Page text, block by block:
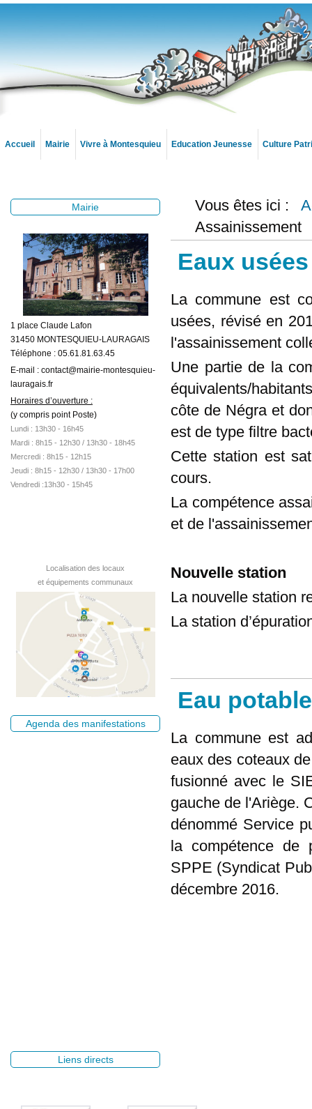
Accueil Mairie Vivre à Montesquieu Education Jeunesse Culture
Mairie
1 place Claude Lafon
31450 MONTESQUIEU-LAURAGAIS
Téléphone : 05.61.81.63.45
E-mail : contact@mairie-montesquieu-
lauragais.fr
Horaires d’ouverture :
(y compris point Poste)
Lundi : 13h30 - 16h45
Mardi : 8h15 - 12h30 / 13h30 - 18h45
Mercredi : 8h15 - 12h15
Jeudi : 8h15 - 12h30 / 13h30 - 17h00
Vendredi :13h30 - 15h45
Localisation des locaux
et équipements communaux
Agenda des manifestations
Liens directs
Vous êtes ici :
Assainissement
Eaux usées
La commune est
usées, révisé en
l'assainissement
Une partie de la
équivalents/
côte de Négra et
est de type filtre
Cette station est
cours.
La compétence
et de
Nouvelle station
La nouvelle station
La station
Eau potable
La commune est
eaux des coteaux
fusionné avec le
gauche de l'Ariège.
dénommé Service
la compétence de
SPPE (Syndicat
décembre 2016.